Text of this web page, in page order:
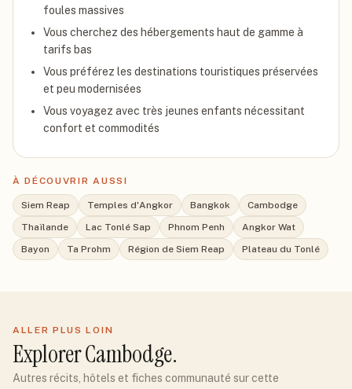
foules massives
Vous cherchez des hébergements haut de gamme à
tarifs bas
Vous préférez les destinations touristiques préservées
et peu modernisées
Vous voyagez avec très jeunes enfants nécessitant
confort et commodités
À DÉCOUVRIR AUSSI
Siem Reap Temples d'Angkor Bangkok
Cambodge
Thaïlande
Lac Tonlé Sap Phnom Penh
Angkor Wat
Bayon
Ta Prohm Région de Siem Reap Plateau du Tonlé
ALLER PLUS LOIN
ExplorerCambodge.
Autres récits, hôtels et fiches communauté sur cette